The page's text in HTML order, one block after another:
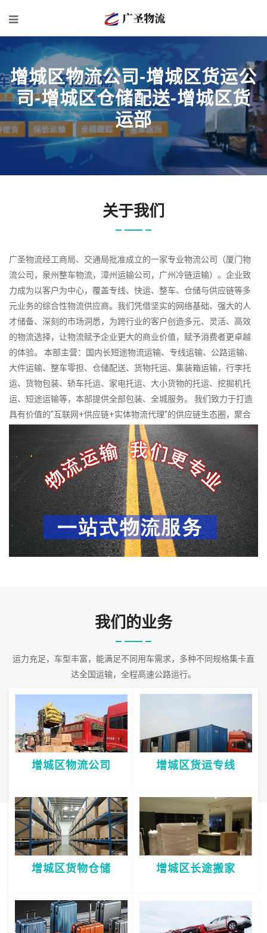
增城区物流公司-增城区货运公
司-增城区仓储配送-增城区货
运部
关于我们
广圣物流经工商局、交通局批准成立的一家专业物流公司（厦门物
流公司，泉州整车物流，漳州运输公司，广州冷链运输）。企业致
力成为以客户为中心，覆盖专线、快运、整车、仓储与供应链等多
元业务的综合性物流供应商。我们凭借坚实的网络基础、强大的人
才储备、深刻的市场洞悉，为跨行业的客户创造多元、灵活、高效
的物流选择，让物流赋予企业更大的商业价值，赋予消费者更卓越
的体验。 本部主营：国内长短途物流运输、专线运输、公路运输、
大件运输、整车零担、仓储配送、货物托运、集装箱运输，行李托
运、货物包装、轿车托运、家电托运、大小货物的托运、挖掘机托
运、短途运输等，本部提供全部包装、全城服务。 我们致力于打造
具有价值的“互联网+供应链+实体物流代理”的供应链生态圈，聚合
全国中小物流企业，依托互联网技术、供应链金融及组织创新，打
通平台成员之间的业务流、信息流与资金流，推动中小物流企业的
网络化运营，规模化经营，提高集约化水平，实现集团化发展，助
力中小物流企业转型升级，围绕客户真实需求制定全方位的供应链
系统解决方案，并提供更准确、更快捷、更高效、更超值的服务。
专业从事国内各地货物运输代理服务，有着严谨完善的经营管理，
是一家供应链一体化专业型物流代理公司。公司拥有科学规范的管
理体系，为客户提供安全可靠的合作保障。对货物的接受到发货以
及货后的信息反馈，单据传递采取了严格的管理，使服务质量得到
我们的业务
运力充足，车型丰富，能满足不同用车需求，多种不同规格集卡直
达全国运输，全程高速公路运行。
增城区物流公司 增城区货运专线
增城区货物仓储 增城区长途搬家